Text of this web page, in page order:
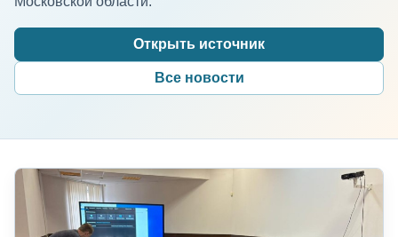
Открыть источник
Все новости